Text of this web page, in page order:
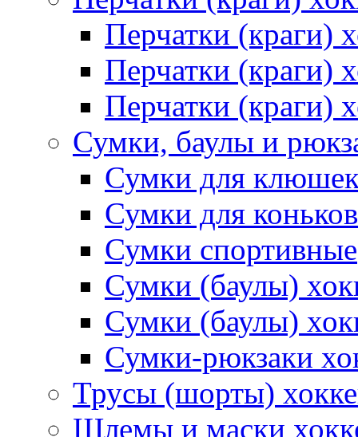
Перчатки (краги)
Перчатки (краги)
Перчатки (краги)
Сумки, баулы и
Сумки для
Сумки для коньков
Сумки спортивные
Сумки (баулы)
Сумки (баулы)
Сумки-рюкзаки
Трусы (шорты)
Шлемы и маски